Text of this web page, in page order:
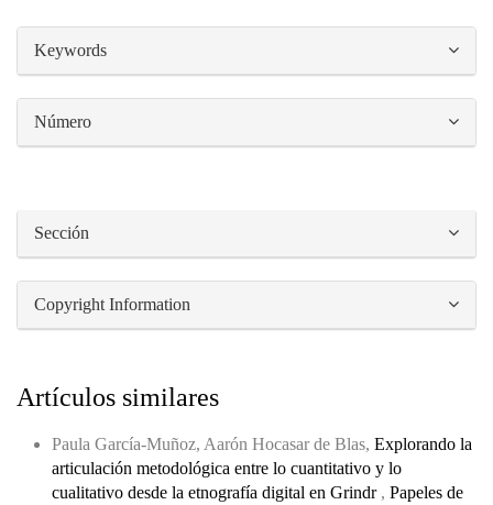
Keywords
Número
Sección
Copyright Information
Artículos similares
Paula García-Muñoz, Aarón Hocasar de Blas, Explorando la
articulación metodológica entre lo cuantitativo y lo
cualitativo desde la etnografía digital en Grindr , Papeles de